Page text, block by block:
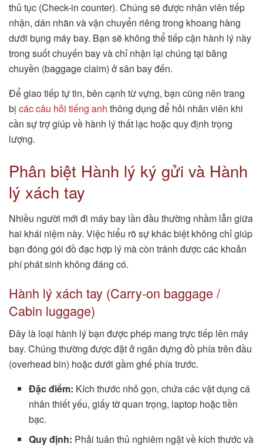
thủ tục (Check-in counter). Chúng sẽ được nhân viên tiếp
nhận, dán nhãn và vận chuyển riêng trong khoang hàng
dưới bụng máy bay. Bạn sẽ không thể tiếp cận hành lý này
trong suốt chuyến bay và chỉ nhận lại chúng tại băng
chuyền (baggage claim) ở sân bay đến.
Để giao tiếp tự tin, bên cạnh từ vựng, bạn cũng nên trang
bị các câu hỏi tiếng anh thông dụng để hỏi nhân viên khi
cần sự trợ giúp về hành lý thất lạc hoặc quy định trọng
lượng.
Phân biệt Hành lý ký gửi và Hành
lý xách tay
Nhiều người mới đi máy bay lần đầu thường nhầm lẫn giữa
hai khái niệm này. Việc hiểu rõ sự khác biệt không chỉ giúp
bạn đóng gói đồ đạc hợp lý mà còn tránh được các khoản
phí phát sinh không đáng có.
Hành lý xách tay (Carry-on baggage /
Cabin luggage)
Đây là loại hành lý bạn được phép mang trực tiếp lên máy
bay. Chúng thường được đặt ở ngăn đựng đồ phía trên đầu
(overhead bin) hoặc dưới gầm ghế phía trước.
Đặc điểm: Kích thước nhỏ gọn, chứa các vật dụng cá
nhân thiết yếu, giấy tờ quan trọng, laptop hoặc tiền
bạc.
Quy định: Phải tuân thủ nghiêm ngặt về kích thước và